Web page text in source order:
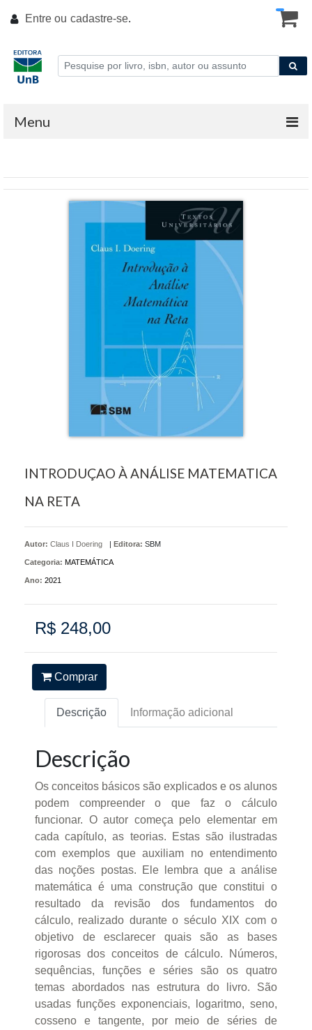
Entre ou cadastre-se.
Menu
INTRODUÇAO À ANÁLISE MATEMATICA
NA RETA
Autor: Claus I Doering | Editora: SBM
Categoria: MATEMÁTICA
Ano: 2021
R$ 248,00
Comprar
Descrição Informação adicional
Descrição
Os conceitos básicos são explicados e os alunos
podem compreender o que faz o cálculo
funcionar. O autor começa pelo elementar em
cada capítulo, as teorias. Estas são ilustradas
com exemplos que auxiliam no entendimento
das noções postas. Ele lembra que a análise
matemática é uma construção que constitui o
resultado da revisão dos fundamentos do
cálculo, realizado durante o século XIX com o
objetivo de esclarecer quais são as bases
rigorosas dos conceitos de cálculo. Números,
sequências, funções e séries são os quatro
temas abordados nas estrutura do livro. São
usadas funções exponenciais, logaritmo, seno,
cosseno e tangente, por meio de séries de